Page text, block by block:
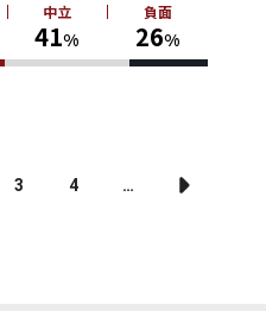
中立
41%
負面
26%
3 4 …